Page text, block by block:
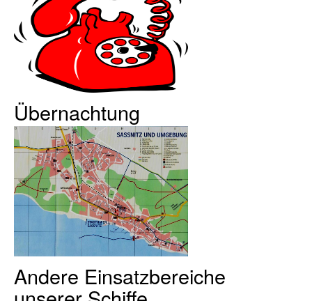
Übernachtung
Andere Einsatzbereiche